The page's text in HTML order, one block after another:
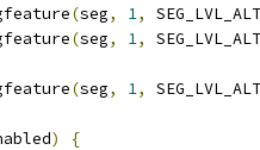
(seg, 1,
(seg, 1,
(seg, 1,
)
{